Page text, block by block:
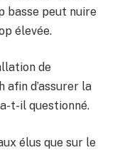
basse peut nuire
élevée.
de
afin d’assurer la
t-il questionné.
élus que sur le